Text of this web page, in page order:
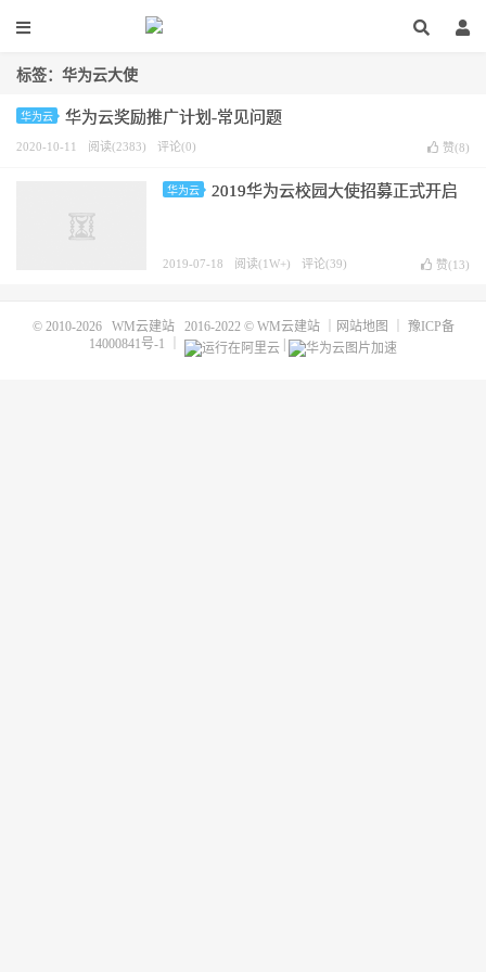
标签：华为云大使
华为云 华为云奖励推广计划-常见问题
2020-10-11 阅读(2383) 评论(0) 赞(8)
华为云 2019华为云校园大使招募正式开启
2019-07-18 阅读(1W+) 评论(39) 赞(13)
© 2010-2026 WM云建站2016-2022 © WM云建站｜ 网站地图
豫ICP备
14000841号-1